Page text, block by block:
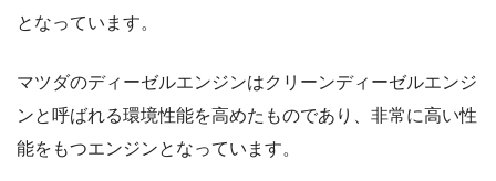
となっています。
マツダのディーゼルエンジンはクリーンディーゼルエンジ
ンと呼ばれる環境性能を高めたものであり、非常に高い性
能をもつエンジンとなっています。